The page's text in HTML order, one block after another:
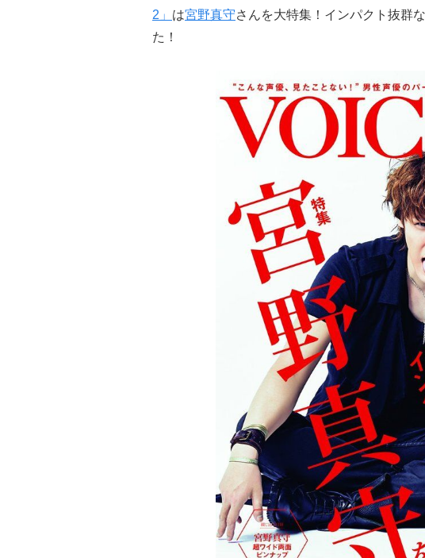
2」 は宮野真守さんを大特集！インパクト抜群
た！